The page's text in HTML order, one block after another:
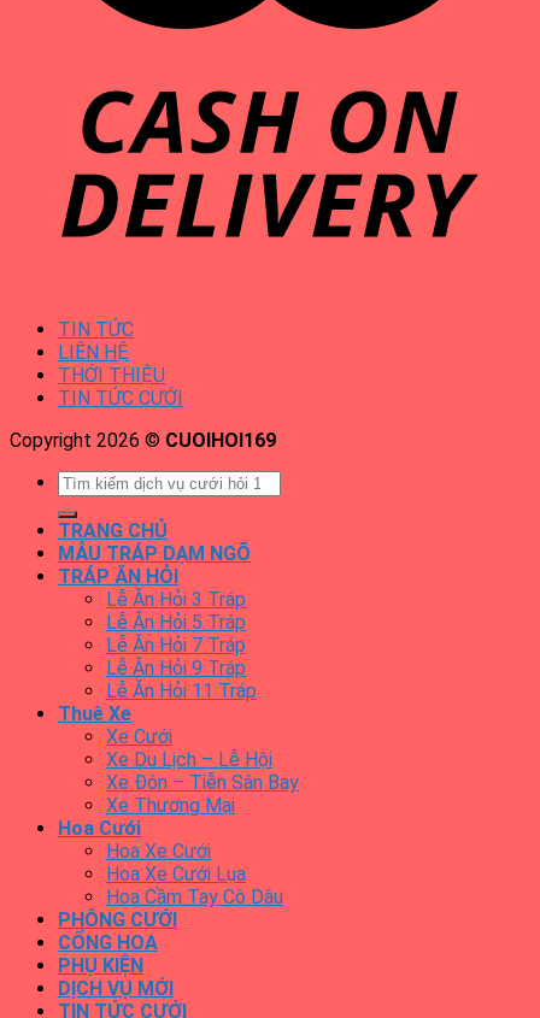
TIN TỨC
LIÊN HỆ
THỚI THIỆU
TIN TỨC CƯỚI
Copyright 2026 © CUOIHOI169
TRANG CHỦ
MẪU TRÁP DẠM NGÕ
TRÁP ĂN HỎI
Lễ Ăn Hỏi 3 Tráp
Lễ Ăn Hỏi 5 Tráp
Lễ Ăn Hỏi 7 Tráp
Lễ Ăn Hỏi 9 Tráp
Lễ Ăn Hỏi 11 Tráp
Thuê Xe
Xe Cưới
Xe Du Lịch – Lễ Hội
Xe Đón – Tiễn Sân Bay
Xe Thương Mại
Hoa Cưới
Hoa Xe Cưới
Hoa Xe Cưới Lụa
Hoa Cầm Tay Cô Dâu
PHÔNG CƯỚI
CỔNG HOA
PHỤ KIỆN
DỊCH VỤ MỚI
TIN TỨC CƯỚI